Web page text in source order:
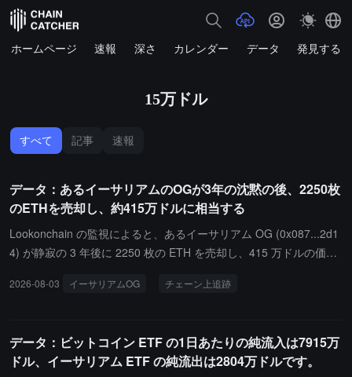
ホームページ 速報 深さ カレンダー データ 発見する
15万ドル
すべて 記事 速報
データ：あるイーサリアムのOGが3年の沈黙の後、2250枚
のETHを売却し、約415万ドルに相当する
Lookonchain の監視によると、あるイーサリアム OG (0x087...2d1
4) が静寂の 3 年後に 2250 枚の ETH を売却し、415 万ドルの価値
でこれらの ETH を購入しました。
2026-08-03 イーサリアムOG チェーン上追跡
データ：ビットコイン ETF の1日あたりの純流入は7915万
ドル、イーサリアム ETF の純流出は2804万ドルです。